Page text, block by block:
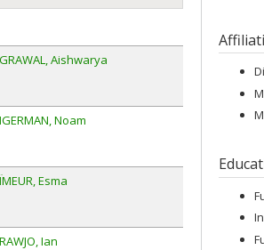
Aishwarya
Noam
Esma
Ian